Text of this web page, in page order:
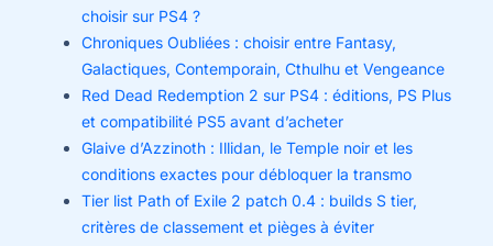
choisir sur PS4 ?
Chroniques Oubliées : choisir entre Fantasy,
Galactiques, Contemporain, Cthulhu et Vengeance
Red Dead Redemption 2 sur PS4 : éditions, PS Plus
et compatibilité PS5 avant d’acheter
Glaive d’Azzinoth : Illidan, le Temple noir et les
conditions exactes pour débloquer la transmo
Tier list Path of Exile 2 patch 0.4 : builds S tier,
critères de classement et pièges à éviter